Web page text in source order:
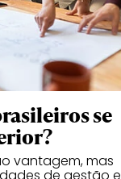
se
vantagem, mas